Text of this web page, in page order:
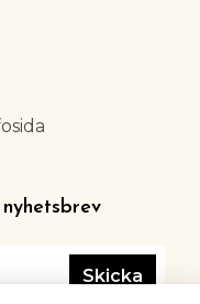
Skicka